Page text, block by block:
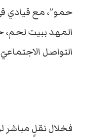
حمو”، مع قيادي
المهد ببيت لحم،
التواصل
فخلال نقلٍ مباشر